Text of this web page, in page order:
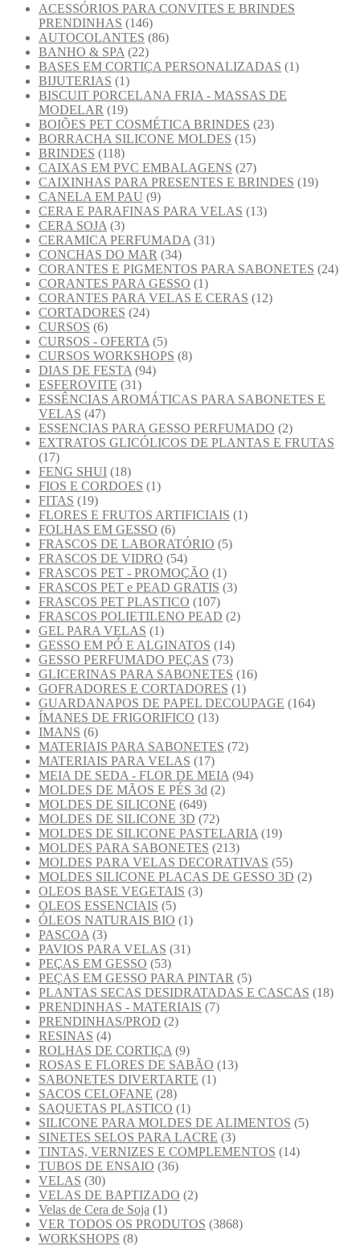
ACESSÓRIOS PARA CONVITES E BRINDES
PRENDINHAS (146)
AUTOCOLANTES (86)
BANHO & SPA (22)
BASES EM CORTIÇA PERSONALIZADAS (1)
BIJUTERIAS (1)
BISCUIT PORCELANA FRIA - MASSAS DE
MODELAR (19)
BOIÕES PET COSMÉTICA BRINDES (23)
BORRACHA SILICONE MOLDES (15)
BRINDES (118)
CAIXAS EM PVC EMBALAGENS (27)
CAIXINHAS PARA PRESENTES E BRINDES (19)
CANELA EM PAU (9)
CERA E PARAFINAS PARA VELAS (13)
CERA SOJA (3)
CERAMICA PERFUMADA (31)
CONCHAS DO MAR (34)
CORANTES E PIGMENTOS PARA SABONETES (24)
CORANTES PARA GESSO (1)
CORANTES PARA VELAS E CERAS (12)
CORTADORES (24)
CURSOS (6)
CURSOS - OFERTA (5)
CURSOS WORKSHOPS (8)
DIAS DE FESTA (94)
ESFEROVITE (31)
ESSÊNCIAS AROMÁTICAS PARA SABONETES E
VELAS (47)
ESSENCIAS PARA GESSO PERFUMADO (2)
EXTRATOS GLICÓLICOS DE PLANTAS E FRUTAS
(17)
FENG SHUI (18)
FIOS E CORDOES (1)
FITAS (19)
FLORES E FRUTOS ARTIFICIAIS (1)
FOLHAS EM GESSO (6)
FRASCOS DE LABORATÓRIO (5)
FRASCOS DE VIDRO (54)
FRASCOS PET - PROMOÇÃO (1)
FRASCOS PET e PEAD GRATIS (3)
FRASCOS PET PLASTICO (107)
FRASCOS POLIETILENO PEAD (2)
GEL PARA VELAS (1)
GESSO EM PÓ E ALGINATOS (14)
GESSO PERFUMADO PEÇAS (73)
GLICERINAS PARA SABONETES (16)
GOFRADORES E CORTADORES (1)
GUARDANAPOS DE PAPEL DECOUPAGE (164)
ÍMANES DE FRIGORIFICO (13)
IMANS (6)
MATERIAIS PARA SABONETES (72)
MATERIAIS PARA VELAS (17)
MEIA DE SEDA - FLOR DE MEIA (94)
MOLDES DE MÃOS E PÉS 3d (2)
MOLDES DE SILICONE (649)
MOLDES DE SILICONE 3D (72)
MOLDES DE SILICONE PASTELARIA (19)
MOLDES PARA SABONETES (213)
MOLDES PARA VELAS DECORATIVAS (55)
MOLDES SILICONE PLACAS DE GESSO 3D (2)
OLEOS BASE VEGETAIS (3)
OLEOS ESSENCIAIS (5)
ÓLEOS NATURAIS BIO (1)
PASCOA (3)
PAVIOS PARA VELAS (31)
PEÇAS EM GESSO (53)
PEÇAS EM GESSO PARA PINTAR (5)
PLANTAS SECAS DESIDRATADAS E CASCAS (18)
PRENDINHAS - MATERIAIS (7)
PRENDINHAS/PROD (2)
RESINAS (4)
ROLHAS DE CORTIÇA (9)
ROSAS E FLORES DE SABÃO (13)
SABONETES DIVERTARTE (1)
SACOS CELOFANE (28)
SAQUETAS PLASTICO (1)
SILICONE PARA MOLDES DE ALIMENTOS (5)
SINETES SELOS PARA LACRE (3)
TINTAS, VERNIZES E COMPLEMENTOS (14)
TUBOS DE ENSAIO (36)
VELAS (30)
VELAS DE BAPTIZADO (2)
Velas de Cera de Soja (1)
VER TODOS OS PRODUTOS (3868)
WORKSHOPS (8)